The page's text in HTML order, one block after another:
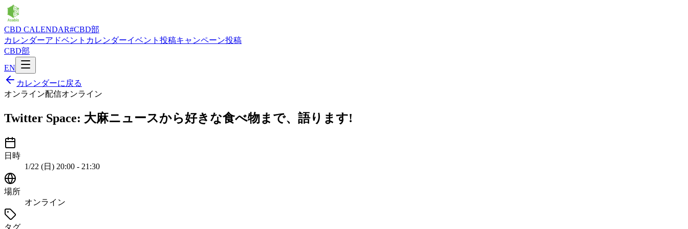
CBD CALENDAR#CBD部
カレンダーアドベントカレンダーイベント投稿キャンペーン投稿
CBD部
EN
カレンダーに戻る
オンライン配信オンライン
Twitter Space: 大麻ニュースから好きな食べ物まで、語ります!
日時
1/22 (日) 20:00 - 21:30
場所
オンライン
タグ